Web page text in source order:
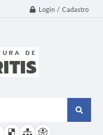
Login / Cadastro